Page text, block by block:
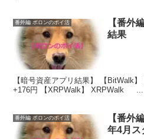
番外編 ポロンのポイ活
【番外
結果
【暗号資産アプリ結果】 【
+176円 【XRPWalk】 XRPWalk ...
番外編 ポロンのポイ活
【番外
年4月ス